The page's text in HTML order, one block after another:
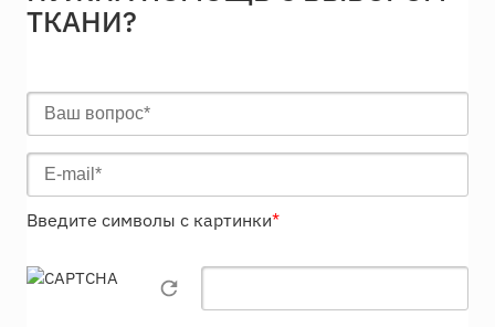
ТКАНИ?
Введите символы с картинки*